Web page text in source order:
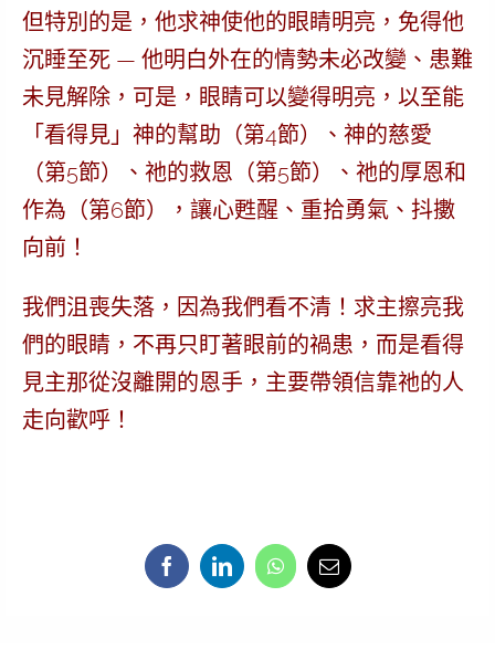
但特別的是， 他求神使他的眼睛明亮，免得他
沉睡至死— 他明白外在的情勢未必改變、患難
未見解除，可是，眼睛可以變得明亮，以至能
「看得見」 神的幫助（第4節）、神的慈愛
（第5節）、祂的救恩（第5節）、祂的厚恩和
作為（第6節），讓心甦醒、重拾勇氣、抖擻
向前！
我們沮喪失落，因為我們看不清！求主擦亮我
們的眼睛，不再只盯著眼前的禍患，而是看得
見主那從沒離開的恩手，主要帶領信靠祂的人
走向歡呼！